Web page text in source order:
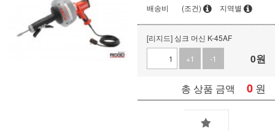
배송비
(조건) 지역별
[리지드] 싱크 머신 K-45AF
+1
-1 0원
총 상품 금액 0 원